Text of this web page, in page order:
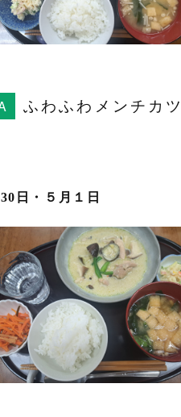
ふわふわメンチカ
30日・５月１日